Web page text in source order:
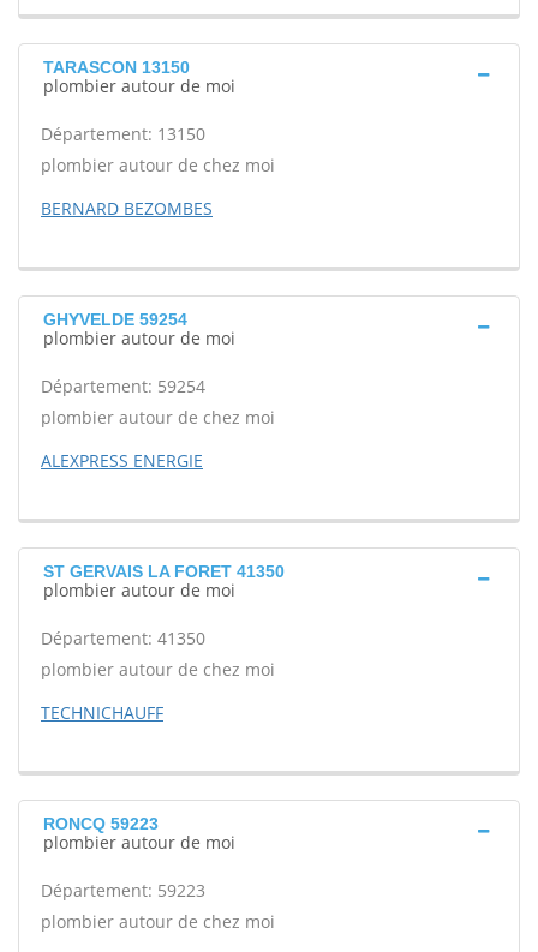
TARASCON 13150
plombier autour de moi
Département: 13150
plombier autour de chez moi
BERNARD BEZOMBES
GHYVELDE 59254
plombier autour de moi
Département: 59254
plombier autour de chez moi
ALEXPRESS ENERGIE
ST GERVAIS LA FORET 41350
plombier autour de moi
Département: 41350
plombier autour de chez moi
TECHNICHAUFF
RONCQ 59223
plombier autour de moi
Département: 59223
plombier autour de chez moi